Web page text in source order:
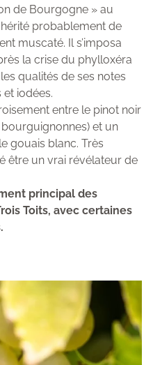
de Bourgogne » au
probablement de
muscaté. Il s’imposa
la crise du phylloxéra
qualités de ses notes
iodées.
entre le pinot noir
et un
gouais blanc. Très
être un vrai révélateur de
principal des
Toits, avec certaines